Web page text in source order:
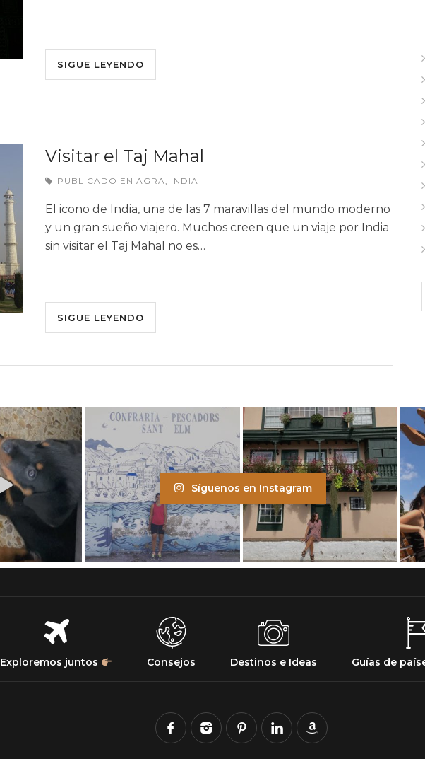
SIGUE LEYENDO
Visitar el Taj Mahal
PUBLICADO EN AGRA, INDIA
El icono de India, una de las 7 maravillas del mundo moderno
y un gran sueño viajero. Muchos creen que un viaje por India
sin visitar el Taj Mahal no es…
SIGUE LEYENDO
Síguenos en Instagram
Exploremos juntos Consejos Destinos e Ideas Guías de